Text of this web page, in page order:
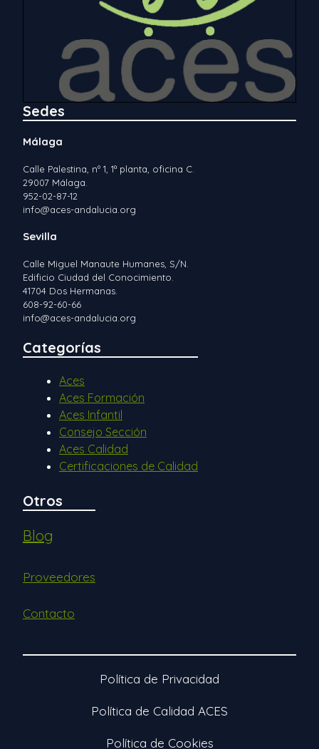
Sedes
Málaga
Calle Palestina, nº 1, 1ª planta, oficina C.
29007 Málaga.
952-02-87-12
info@aces-andalucia.org
Sevilla
Calle Miguel Manaute Humanes, S/N.
Edificio Ciudad del Conocimiento.
41704 Dos Hermanas.
608-92-60-66
info@aces-andalucia.org
Categorías
Aces
Aces Formación
Aces Infantil
Consejo Sección
Aces Calidad
Certificaciones de Calidad
Otros
Blog
Proveedores
Contacto
Política de Privacidad
Política de Calidad ACES
Política de Cookies